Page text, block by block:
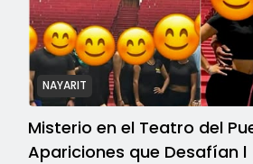
NAYARIT
Misterio en el Teatro del
Apariciones que Desafían l